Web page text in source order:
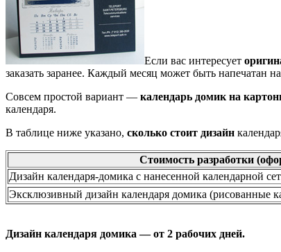
Если вас интересует
заказать заранее. Каждый месяц может быть напечатан
Совсем простой вариант — календарь домик на
календаря.
В таблице ниже указано, сколько стоит дизайн
Стоимость разработки
Дизайн календаря-домика с нанесенной календарной
Эксклюзивный дизайн календаря домика (рисованные
Дизайн календаря домика — от 2 рабочих дней.